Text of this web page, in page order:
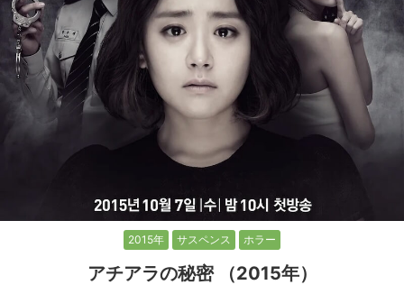
2015年 サスペンス ホラー
アチアラの秘密 （2015年）